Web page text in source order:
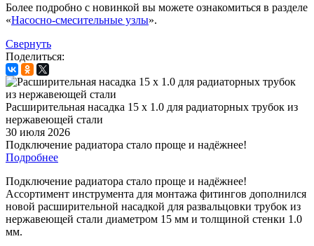
Более подробно с новинкой вы можете ознакомиться в разделе
«Насосно-смесительные узлы».
Свернуть
Поделиться:
Расширительная насадка 15 х 1.0 для радиаторных трубок из
нержавеющей стали
30 июля 2026
Подключение радиатора стало проще и надёжнее!
Подробнее
Подключение радиатора стало проще и надёжнее!
Ассортимент инструмента для монтажа фитингов дополнился
новой расширительной насадкой для развальцовки трубок из
нержавеющей стали диаметром 15 мм и толщиной стенки 1.0
мм.